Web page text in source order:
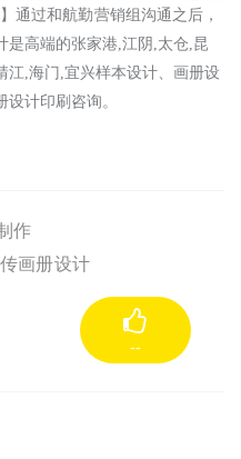
】通过和航勤营销组沟通之后，
是高端的张家港 ,江阴,太仓,昆
江,海门,宜兴样本设计、画册设
计印刷咨询。
作
画册设计
--